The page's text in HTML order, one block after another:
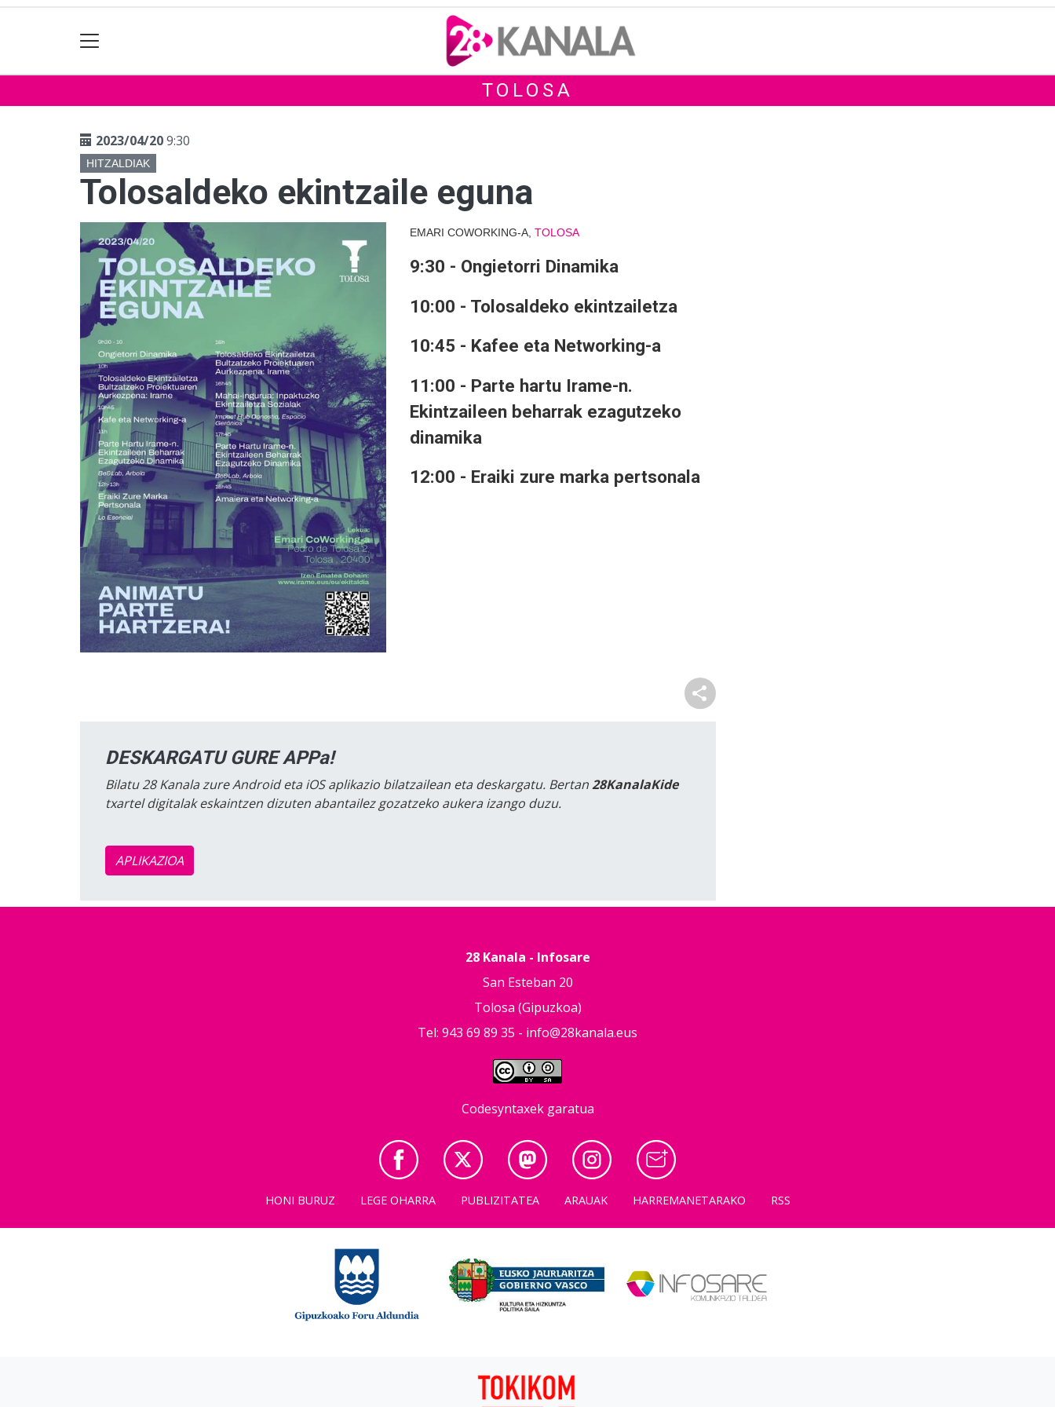
TOLOSA
2023/04/209:30
HITZALDIAK
Tolosaldeko ekintzaile eguna
EMARI COWORKING-A, TOLOSA
9:30 - Ongietorri Dinamika
10:00 - Tolosaldeko ekintzailetza
10:45 - Kafee eta Networking-a
11:00 - Parte hartu Irame-n.
Ekintzaileen beharrak ezagutzeko
dinamika
12:00 - Eraiki zure marka pertsonala
DESKARGATU GURE APPa!
Bilatu 28 Kanala zure Android eta iOS aplikazio bilatzailean eta deskargatu. Bertan28KanalaKide
txartel digitalak eskaintzen dizuten abantailez gozatzeko aukera izango duzu.
APLIKAZIOA
28 Kanala - Infosare
San Esteban 20
Tolosa (Gipuzkoa)
Tel: 943 69 89 35 - info@28kanala.eus
Codesyntaxek garatua
HONI BURUZ LEGE OHARRA PUBLIZITATEA ARAUAK HARREMANETARAKO RSS